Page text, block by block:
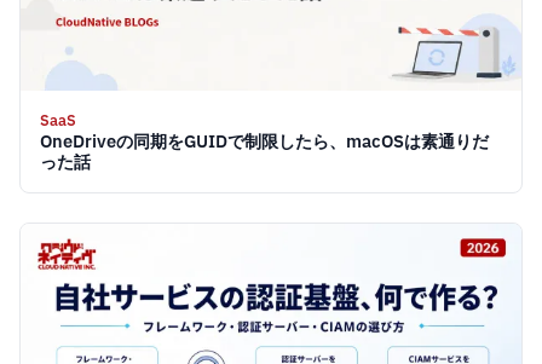
SaaS
OneDriveの同期をGUIDで制限したら、macOSは素通りだ
った話